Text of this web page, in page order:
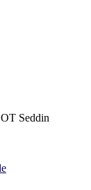
Seddin